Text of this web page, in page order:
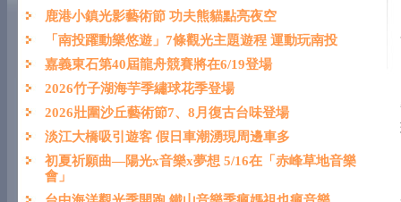
鹿港小鎮光影藝術節 功夫熊貓點亮夜空
「南投躍動樂悠遊」7條觀光主題遊程 運動玩南投
嘉義東石第40屆龍舟競賽將在6/19登場
2026竹子湖海芋季繡球花季登場
2026壯圍沙丘藝術節7、8月復古台味登場
淡江大橋吸引遊客 假日車潮湧現周邊車多
初夏祈願曲―陽光x音樂x夢想 5/16在「赤峰草地音樂
會」